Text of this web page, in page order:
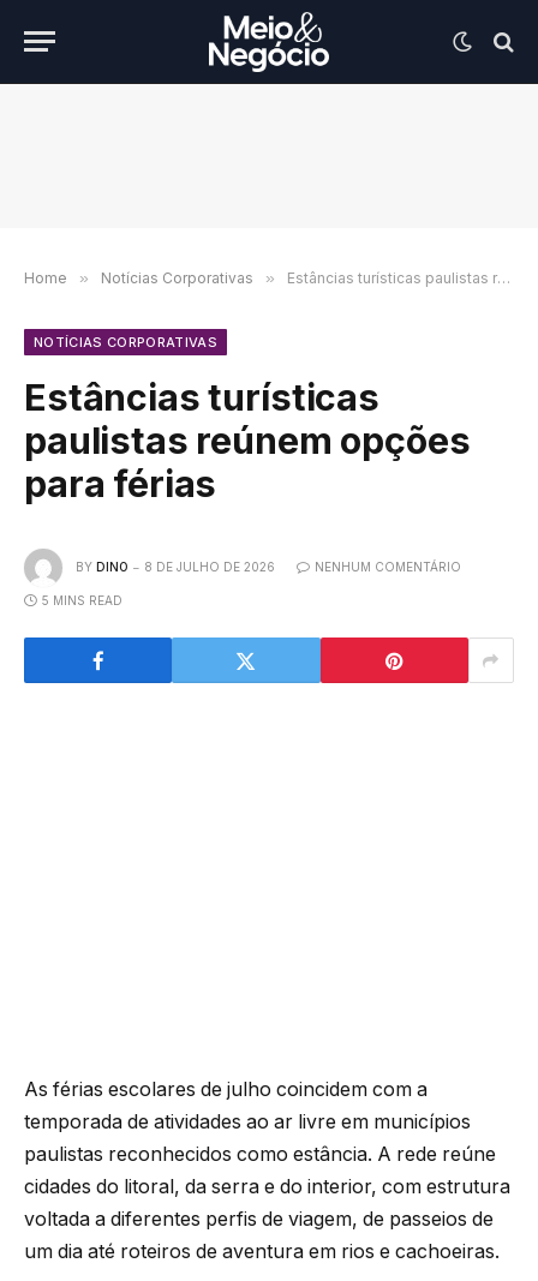
Home » Notícias Corporativas » Estâncias turísticas paulistas reúnem opções para férias
NOTÍCIAS CORPORATIVAS
Estâncias turísticas
paulistas reúnem opções
para férias
BY DINO 8 DE JULHO DE 2026 NENHUM COMENTÁRIO
5 MINS READ
As férias escolares de julho coincidem com a
temporada de atividades ao ar livre em municípios
paulistas reconhecidos como estância. A rede reúne
cidades do litoral, da serra e do interior, com estrutura
voltada a diferentes perfis de viagem, de passeios de
um dia até roteiros de aventura em rios e cachoeiras.